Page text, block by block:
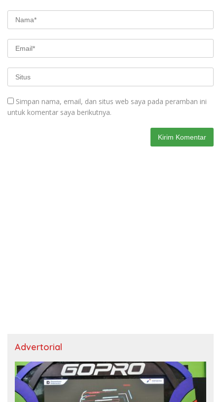
Simpan nama, email, dan situs web saya pada peramban ini
untuk komentar saya berikutnya.
Advertorial